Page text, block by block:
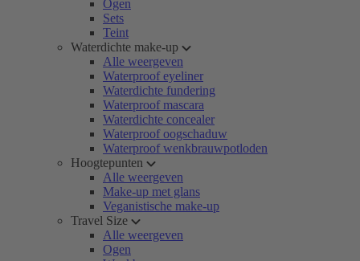
Ogen
Sets
Teint
Waterdichte make-up
Alle weergeven
Waterproof eyeliner
Waterdichte fundering
Waterproof mascara
Waterdichte concealer
Waterproof oogschaduw
Waterproof wenkbrauwpotloden
Hoogtepunten
Alle weergeven
Make-up met glans
Veganistische make-up
Travel Size
Alle weergeven
Ogen